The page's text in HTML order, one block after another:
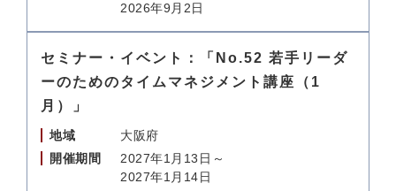
2026年9月2日
セミナー・イベント：「No.52 若手リーダ
ーのためのタイムマネジメント講座（1
月）」
地域
大阪府
開催期間
2027年1月13日～
2027年1月14日